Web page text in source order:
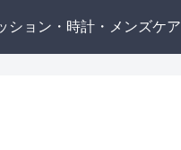
ション・時計・メンズケア